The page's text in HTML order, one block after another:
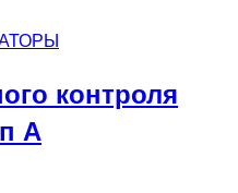
контроля
А